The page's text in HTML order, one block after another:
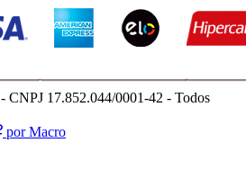
CNPJ 17.852.044/0001-42 - Todos
por Macro